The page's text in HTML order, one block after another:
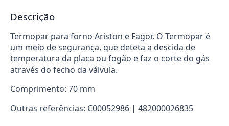
Descrição
Termopar para forno Ariston e Fagor. O Termopar é
um meio de segurança, que deteta a descida de
temperatura da placa ou fogão e faz o corte do gás
através do fecho da válvula.
Comprimento: 70 mm
Outras referências: C00052986 | 482000026835